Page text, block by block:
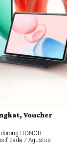
Voucher
HONOR
pada 7 Agustus